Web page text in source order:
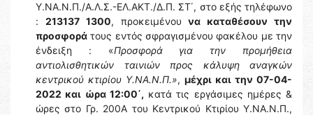
Υ.ΝΑ.Ν.Π./Α.Λ.Σ.-ΕΛ.ΑΚΤ./Δ.Π. ΣΤ΄, στο εξής τηλέφωνο
: 213137 1300, προκειμένουνα καταθέσουν την
προσφορά τους εντός σφραγισμένου φακέλου με την
ένδειξη : «Προσφορά για την προμήθεια
αντιολισθητικών ταινιών προς κάλυψη αναγκών
κεντρικού κτιρίου Υ.ΝΑ.Ν.Π.», μέχρι και την 07-04-
2022 και ώρα 12:00΄, κατά τις εργάσιμες ημέρες &
ώρες στο Γρ. 200Α του Κεντρικού Κτιρίου Υ.ΝΑ.Ν.Π.,